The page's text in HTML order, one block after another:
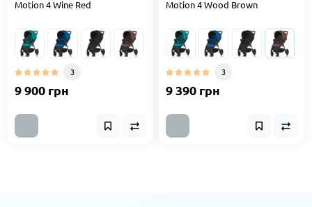
Motion 4 Wine Red
3
9 900 грн
Motion 4 Wood Brown
3
9 390 грн